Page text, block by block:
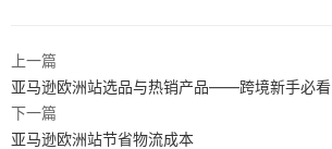
上一篇
亚马逊欧洲站选品与热销产品——跨境新手必看
下一篇
亚马逊欧洲站节省物流成本